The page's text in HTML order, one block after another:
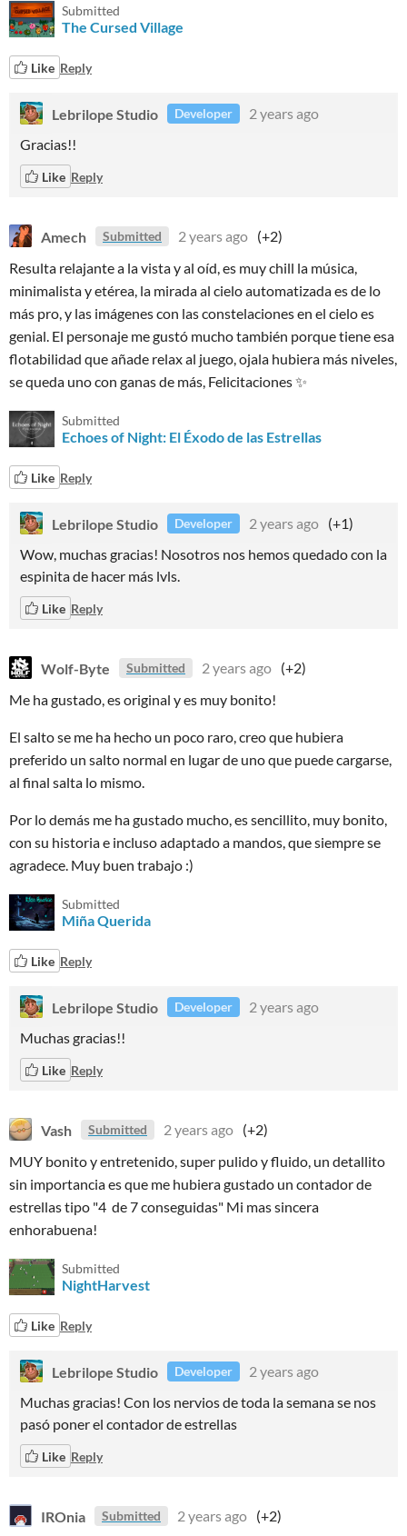
Submitted
The Cursed Village
Like Reply
Lebrilope Studio Developer
2 years ago
Gracias!!
Like Reply
Amech Submitted 2 years ago (+2)
Resulta relajante a la vista y al oíd, es muy chill la música,
minimalista y etérea, la mirada al cielo automatizada es de lo
más pro, y las imágenes con las constelaciones en el cielo es
genial. El personaje me gustó mucho también porque tiene esa
flotabilidad que añade relax al juego, ojala hubiera más niveles,
se queda uno con ganas de más, Felicitaciones ✨
Submitted
Echoes of Night: El Éxodo de las Estrellas
Like Reply
Lebrilope Studio Developer 2 years ago (+1)
Wow, muchas gracias! Nosotros nos hemos quedado con la
espinita de hacer más lvls.
Like Reply
Wolf-Byte Submitted 2 years ago (+2)
Me ha gustado, es original y es muy bonito!
El salto se me ha hecho un poco raro, creo que hubiera
preferido un salto normal en lugar de uno que puede cargarse,
al final salta lo mismo.
Por lo demás me ha gustado mucho, es sencillito, muy bonito,
con su historia e incluso adaptado a mandos, que siempre se
agradece. Muy buen trabajo :)
Submitted
Miña Querida
Like Reply
Lebrilope Studio Developer
2 years ago
Muchas gracias!!
Like Reply
Vash Submitted 2 years ago (+2)
MUY bonito y entretenido, super pulido y fluido, un detallito
sin importancia es que me hubiera gustado un contador de
estrellas tipo "4 de 7 conseguidas" Mi mas sincera
enhorabuena!
Submitted
NightHarvest
Like Reply
Lebrilope Studio Developer
2 years ago
Muchas gracias! Con los nervios de toda la semana se nos
pasó poner el contador de estrellas
Like Reply
IROnia Submitted 2 years ago (+2)